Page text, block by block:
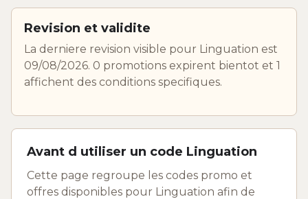
Revision et validite
La derniere revision visible pour Linguation est
09/08/2026. 0 promotions expirent bientot et 1
affichent des conditions specifiques.
Avant d utiliser un code Linguation
Cette page regroupe les codes promo et
offres disponibles pour Linguation afin de